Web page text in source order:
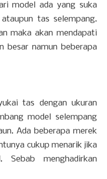
model ada yang suka
tas selempang.
maka akan mendapati
besar namun beberapa
tas dengan ukuran
model selempang
Ada beberapa merek
cukup menarik jika
Sebab menghadirkan